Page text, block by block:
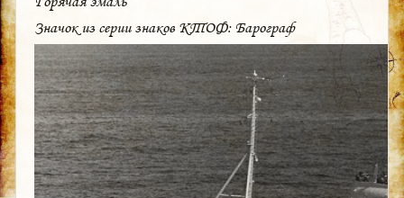
Значок из серии знаков КТОФ: Барограф